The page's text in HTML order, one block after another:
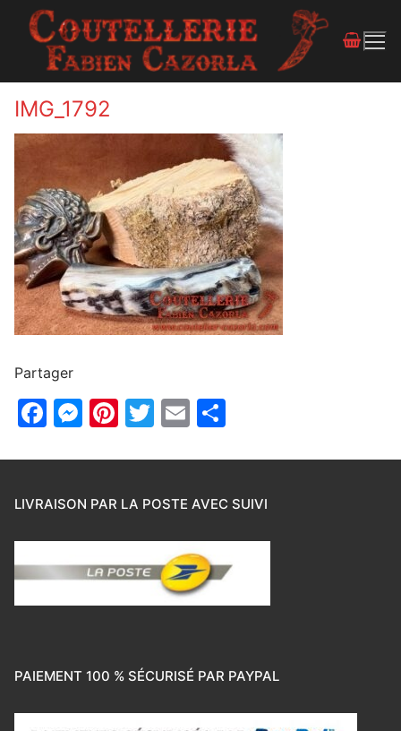
IMG_1792
Partager
Facebook
Messenger
Pinterest
Twitter
Email
LIVRAISON PAR LA POSTE AVEC SUIVI
PAIEMENT 100 % SÉCURISÉ PAR PAYPAL